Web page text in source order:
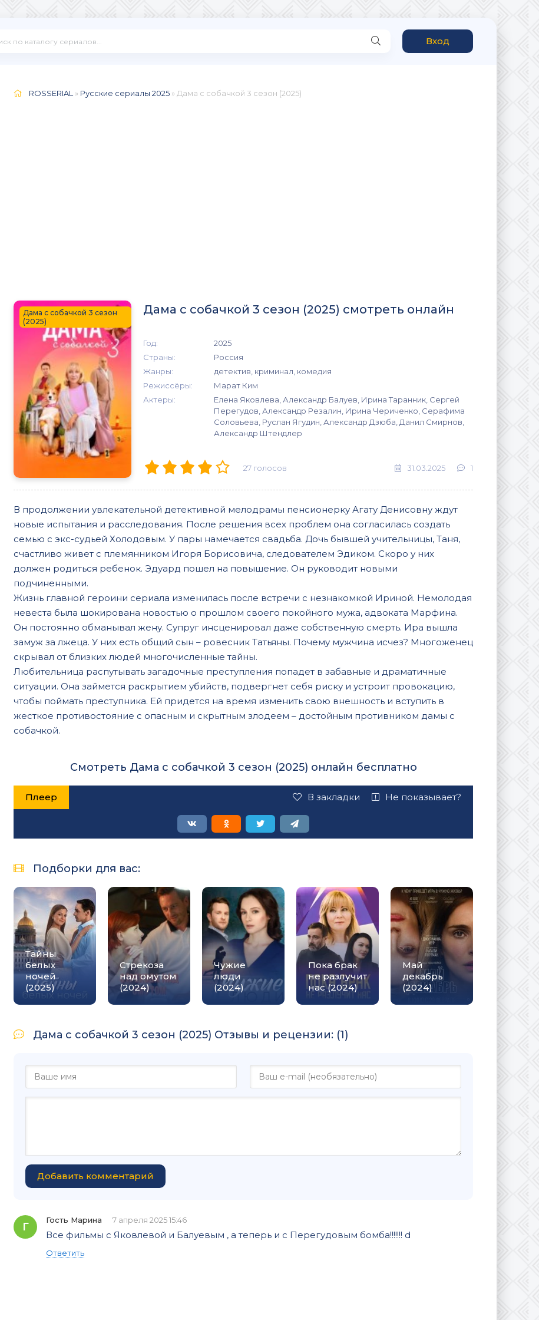
Вход
ROSSERIAL » Русские сериалы 2025 » Дама с собачкой 3 сезон (2025)
Дама с собачкой 3 сезон
(2025)
Дама с собачкой 3 сезон (2025) смотреть онлайн
Год:
2025
Страны:
Россия
Жанры:
детектив, криминал, комедия
Режиссёры:
Марат Ким
Актеры:
Елена Яковлева, Александр Балуев, Ирина Таранник, Сергей
Перегудов, Александр Резалин, Ирина Чериченко, Серафима
Соловьева, Руслан Ягудин, Александр Дзюба, Данил Смирнов,
Александр Штендлер
27 голосов 31.03.2025 1
В продолжении увлекательной детективной мелодрамы пенсионерку Агату Денисовну ждут
новые испытания и расследования. После решения всех проблем она согласилась создать
семью с экс-судьей Холодовым. У пары намечается свадьба. Дочь бывшей учительницы, Таня,
счастливо живет с племянником Игоря Борисовича, следователем Эдиком. Скоро у них
должен родиться ребенок. Эдуард пошел на повышение. Он руководит новыми
подчиненными.
Жизнь главной героини сериала изменилась после встречи с незнакомкой Ириной. Немолодая
невеста была шокирована новостью о прошлом своего покойного мужа, адвоката Марфина.
Он постоянно обманывал жену. Супруг инсценировал даже собственную смерть. Ира вышла
замуж за лжеца. У них есть общий сын – ровесник Татьяны. Почему мужчина исчез? Многоженец
скрывал от близких людей многочисленные тайны.
Любительница распутывать загадочные преступления попадет в забавные и драматичные
ситуации. Она займется раскрытием убийств, подвергнет себя риску и устроит провокацию,
чтобы поймать преступника. Ей придется на время изменить свою внешность и вступить в
жесткое противостояние с опасным и скрытным злодеем – достойным противником дамы с
собачкой.
Смотреть Дама с собачкой 3 сезон (2025) онлайн бесплатно
Плеер В закладки Не показывает?
Подборки для вас:
Тайны
белых
ночей
(2025)
Стрекоза
над омутом
(2024)
Чужие
люди
(2024)
Пока брак
не разлучит
нас (2024)
Май
декабрь
(2024)
Дама с собачкой 3 сезон (2025) Отзывы и рецензии: (1)
Добавить комментарий
Г
Гость Марина 7 апреля 2025 15:46
Все фильмы с Яковлевой и Балуевым , а теперь и с Перегудовым бомба!!!!!!! d
Ответить